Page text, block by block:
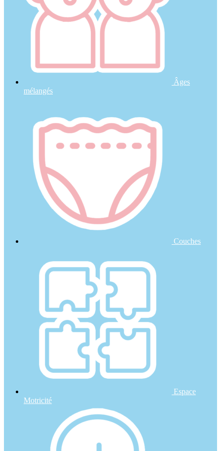
Âges
mélangés
Couches
Espace
Motricité